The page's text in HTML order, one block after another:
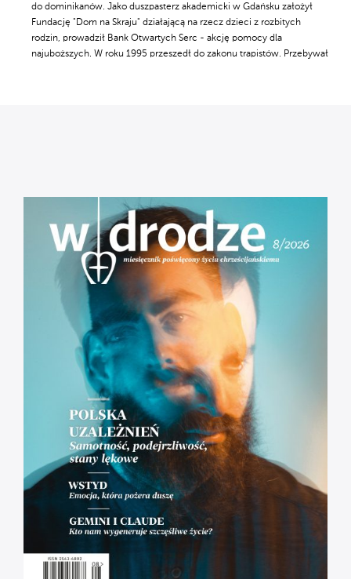
do dominikanów. Jako duszpasterz akademicki w Gdańsku założył
Fundację "Dom na Skraju" działającą na rzecz dzieci z rozbitych
rodzin, prowadził Bank Otwartych Serc - akcję pomocy dla
najuboższych. W roku 1995 przeszedł do zakonu trapistów. Przebywał